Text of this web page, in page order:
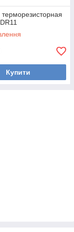
терморезисторная
Купити